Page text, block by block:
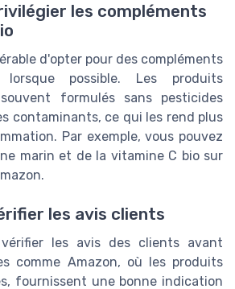
les compléments
d'opter pour des compléments
lorsque possible. Les produits
formulés sans pesticides
contaminants, ce qui les rend plus
Par exemple, vous pouvez
marin et de la vitamine C bio sur
les avis clients
les avis des clients avant
comme Amazon, où les produits
fournissent une bonne indication